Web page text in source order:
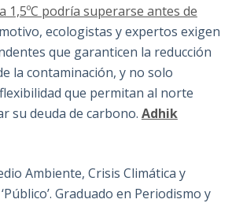
1,5ºC podría superarse antes de
ecologistas y expertos exigen
que garanticen la reducción
la contaminación, y no solo
que permitan al norte
su deuda de carbono. Adhik
Ambiente, Crisis Climática y
Graduado en Periodismo y